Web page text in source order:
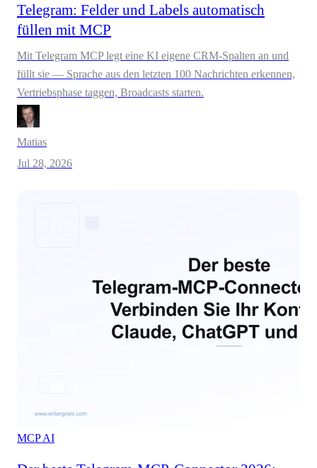
Telegram: Felder und Labels automatisch
füllen mit MCP
Mit Telegram MCP legt eine KI eigene CRM-Spalten an und
füllt sie — Sprache aus den letzten 100 Nachrichten erkennen,
Vertriebsphase taggen, Broadcasts starten.
Matias
Jul 28, 2026
MCPAI